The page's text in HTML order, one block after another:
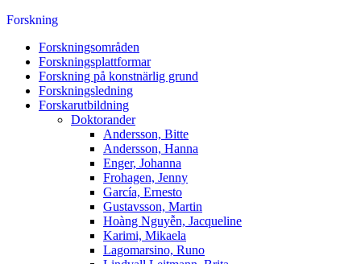
Forskning
Forskningsområden
Forskningsplattformar
Forskning på konstnärlig grund
Forskningsledning
Forskarutbildning
Doktorander
Andersson, Bitte
Andersson, Hanna
Enger, Johanna
Frohagen, Jenny
García, Ernesto
Gustavsson, Martin
Hoàng Nguyễn, Jacqueline
Karimi, Mikaela
Lagomarsino, Runo